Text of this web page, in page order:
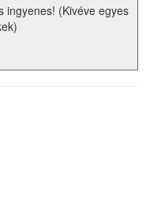
ingyenes! (Kivéve egyes